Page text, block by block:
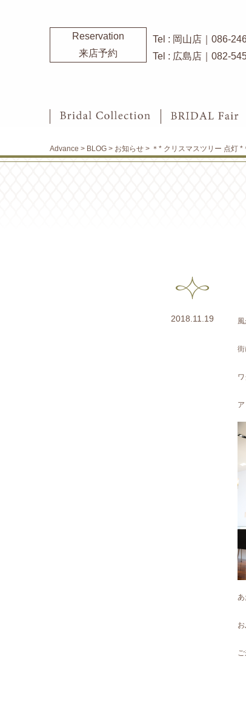
Reservation
来店予約
Tel : 岡山店｜086-
Tel : 広島店｜082-
Advance > BLOG > お知らせ > ＊* クリスマスツリー 点灯 *
2018.11.19
街
あ